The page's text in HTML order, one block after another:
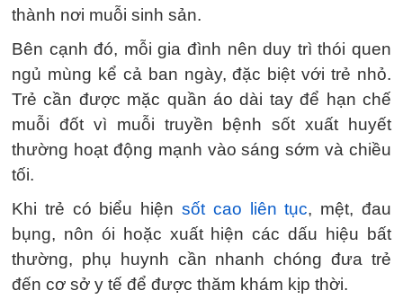
thành nơi muỗi sinh sản.
Bên cạnh đó, mỗi gia đình nên duy trì thói quen
ngủ mùng kể cả ban ngày, đặc biệt với trẻ nhỏ.
Trẻ cần được mặc quần áo dài tay để hạn chế
muỗi đốt vì muỗi truyền bệnh sốt xuất huyết
thường hoạt động mạnh vào sáng sớm và chiều
tối.
Khi trẻ có biểu hiện sốt cao liên tục, mệt, đau
bụng, nôn ói hoặc xuất hiện các dấu hiệu bất
thường, phụ huynh cần nhanh chóng đưa trẻ
đến cơ sở y tế để được thăm khám kịp thời.